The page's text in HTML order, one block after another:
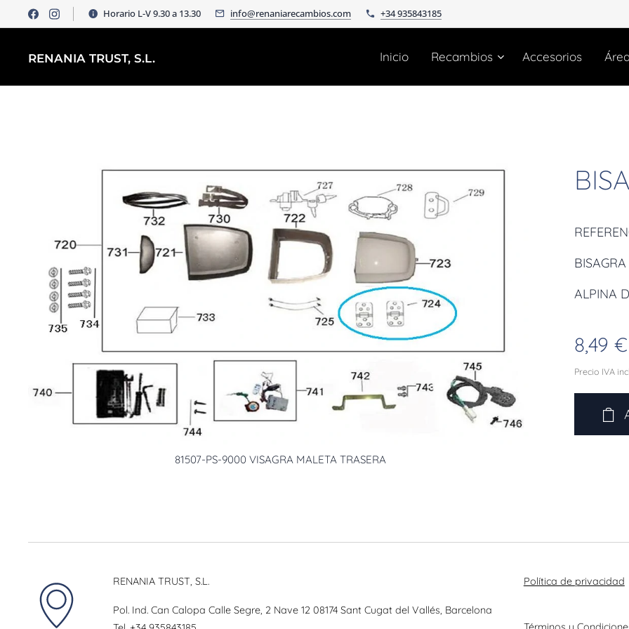
Horario L-V 9.30 a 13.30 info@renaniarecambios.com +34 935843185
RENANIA TRUST, S.L. Inicio Recambios Accesorios
81507-PS-9000 VISAGRA MALETA TRASERA
ALPINA
8,49 €
Precio IVA
RENANIA TRUST, S.L.
Pol. Ind. Can Calopa Calle Segre, 2 Nave 12 08174 Sant Cugat del Vallés, Barcelona
Política de privacidad